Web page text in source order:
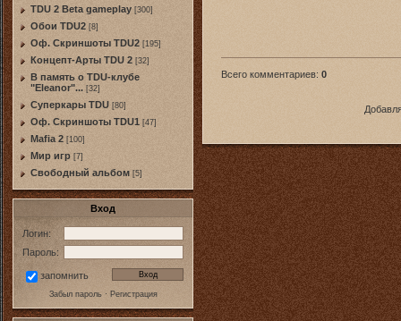
TDU 2 Beta gameplay [300]
Обои TDU2 [8]
Оф. Скриншоты TDU2 [195]
Концепт-Арты TDU 2 [32]
В память о TDU-клубе
"Eleanor"... [32]
Суперкары TDU [80]
Оф. Скриншоты TDU1 [47]
Mafia 2 [100]
Мир игр [7]
Свободный альбом [5]
Вход
Логин:
Пароль:
запомнить
Забыл пароль· Регистрация
Всего комментариев: 0